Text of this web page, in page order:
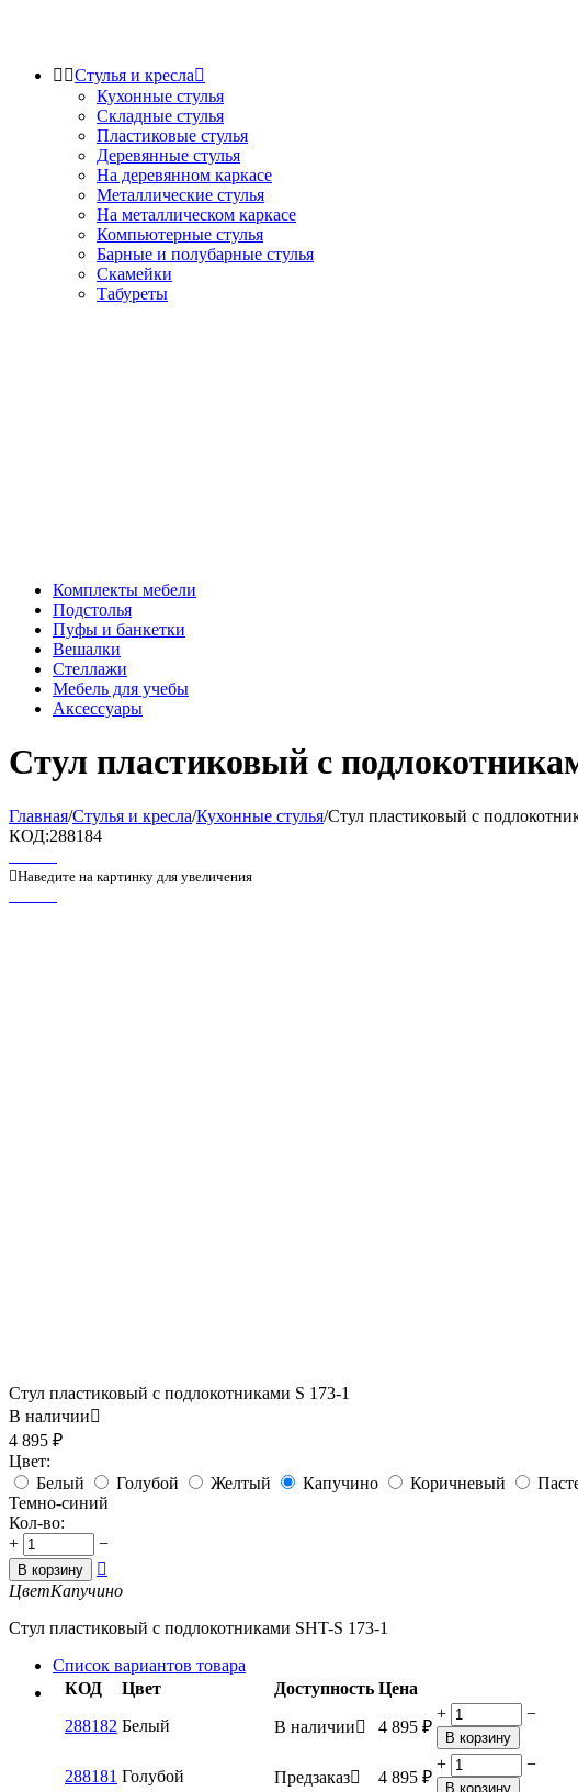
 Стулья и кресла
Кухонные стулья
Складные стулья
Пластиковые стулья
Деревянные стулья
На деревянном каркасе
Металлические стулья
На металлическом каркасе
Компьютерные стулья
Барные и полубарные стулья
Скамейки
Табуреты
Комплекты мебели
Подстолья
Пуфы и банкетки
Вешалки
Стеллажи
Мебель для учебы
Аксессуары
Стул пластиковый с
Главная/Стулья и кресла/Кухонные стулья/Стул пластиковый с
КОД:288184
Наведите на картинку для увеличения
Стул пластиковый с подлокотниками S 173-1
В наличии
4 895 ₽
Цвет:
Белый
Голубой Желтый Капучино Коричневый
Темно-синий
Кол-во:
+
−
В корзину

ЦветКапучино
Стул пластиковый с подлокотниками SHT-S 173-1
Список вариантов товара
КОД
Цвет Доступность Цена
288182 Белый В наличии 4 895 ₽
+ −
В корзину
288181 Голубой Предзаказ 4 895 ₽
+ −
В корзину